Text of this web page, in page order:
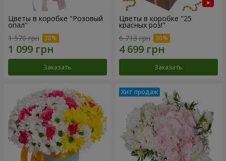
Цветы в коробке "Розовый
опал"
1 570 грн
Заказать
Цветы в коробке "25
красных роз!"
6 713 грн
Заказать